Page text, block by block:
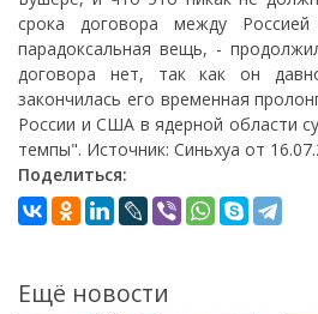
срока договора между
парадоксальная вещь, -
договора нет, так как он
закончилась его временная
России и США в ядерной области
темпы". Источник: Синьхуа от
Поделиться:
Ещё новости